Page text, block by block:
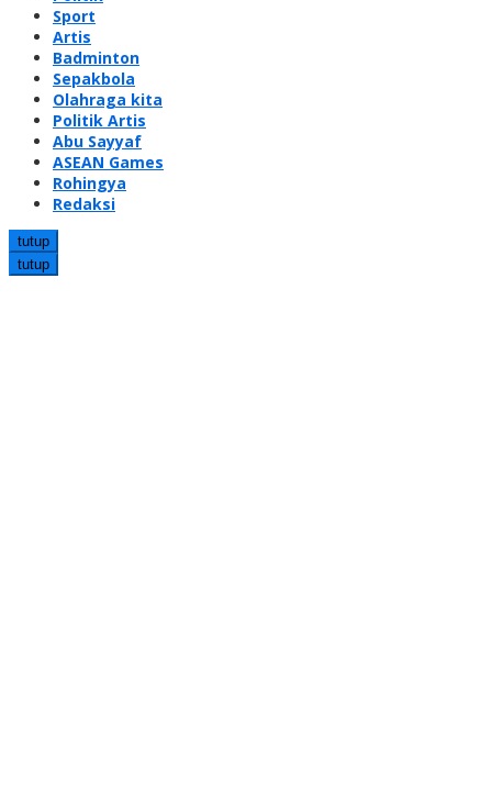
Sport
Artis
Badminton
Sepakbola
Olahraga kita
Politik Artis
Abu Sayyaf
ASEAN Games
Rohingya
Redaksi
tutup
tutup